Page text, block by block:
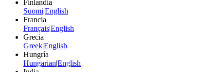
Finlandia
Suomi|English
Francia
Français|English
Grecia
Greek|English
Hungría
Hungarian|English